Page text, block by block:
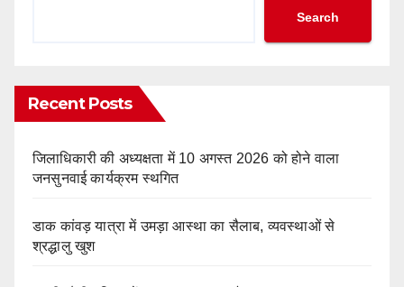
Search
Recent Posts
जिलाधिकारी की अध्यक्षता में 10 अगस्त 2026 को होने वाला
जनसुनवाई कार्यक्रम स्थगित
डाक कांवड़ यात्रा में उमड़ा आस्था का सैलाब, व्यवस्थाओं से
श्रद्धालु खुश